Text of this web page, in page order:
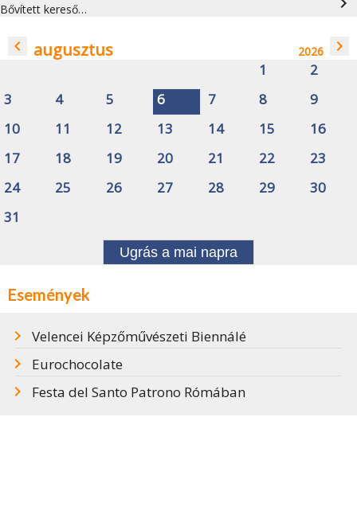
Bővített kereső…
navigate_before augusztus 2026 navigate_next
1
2
3
4 5 6 7 8
9
10
11 12 13 14 15
16
17
18 19 20 21 22
23
24
25 26 27 28 29
30
31
Ugrás a mai napra
Események
Velencei Képzőművészeti Biennálé
Eurochocolate
Festa del Santo Patrono Rómában